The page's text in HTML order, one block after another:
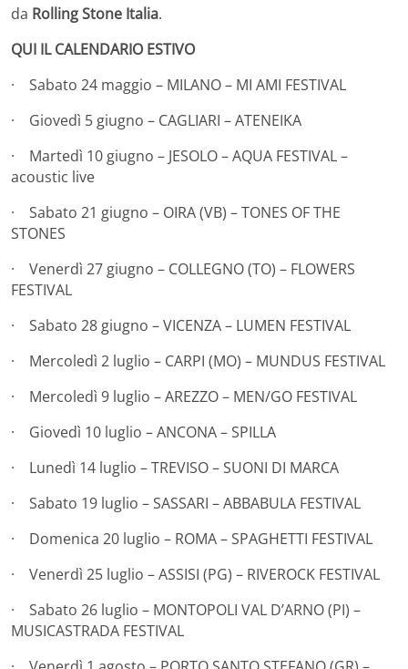
da Rolling Stone Italia.
QUI IL CALENDARIO ESTIVO
· Sabato 24 maggio – MILANO – MI AMI FESTIVAL
· Giovedì 5 giugno – CAGLIARI – ATENEIKA
· Martedì 10 giugno – JESOLO – AQUA FESTIVAL –
acoustic live
· Sabato 21 giugno – OIRA (VB) – TONES OF THE
STONES
· Venerdì 27 giugno – COLLEGNO (TO) – FLOWERS
FESTIVAL
· Sabato 28 giugno – VICENZA – LUMEN FESTIVAL
· Mercoledì 2 luglio – CARPI (MO) – MUNDUS FESTIVAL
· Mercoledì 9 luglio – AREZZO – MEN/GO FESTIVAL
· Giovedì 10 luglio – ANCONA – SPILLA
· Lunedì 14 luglio – TREVISO – SUONI DI MARCA
· Sabato 19 luglio – SASSARI – ABBABULA FESTIVAL
· Domenica 20 luglio – ROMA – SPAGHETTI FESTIVAL
· Venerdì 25 luglio – ASSISI (PG) – RIVEROCK FESTIVAL
· Sabato 26 luglio – MONTOPOLI VAL D’ARNO (PI) –
MUSICASTRADA FESTIVAL